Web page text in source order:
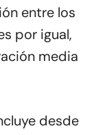
entre los
por igual,
media
desde